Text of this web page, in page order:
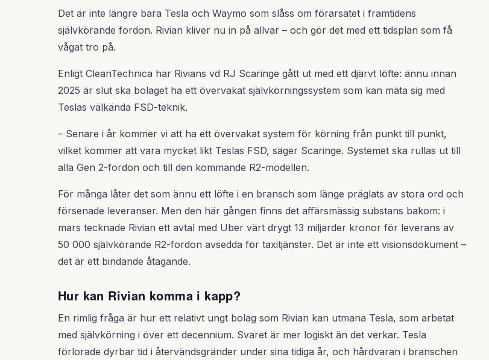
Det är inte längre bara Tesla och Waymo som slåss om förarsätet i framtidens
självkörande fordon. Rivian kliver nu in på allvar – och gör det med ett tidsplan som få
vågat tro på.
Enligt CleanTechnica har Rivians vd RJ Scaringe gått ut med ett djärvt löfte: ännu innan
2025 är slut ska bolaget ha ett övervakat självkörningssystem som kan mäta sig med
Teslas välkända FSD-teknik.
– Senare i år kommer vi att ha ett övervakat system för körning från punkt till punkt,
vilket kommer att vara mycket likt Teslas FSD, säger Scaringe. Systemet ska rullas ut till
alla Gen 2-fordon och till den kommande R2-modellen.
För många låter det som ännu ett löfte i en bransch som länge präglats av stora ord och
försenade leveranser. Men den här gången finns det affärsmässig substans bakom: i
mars tecknade Rivian ett avtal med Uber värt drygt 13 miljarder kronor för leverans av
50 000 självkörande R2-fordon avsedda för taxitjänster. Det är inte ett visionsdokument –
det är ett bindande åtagande.
Hur kan Rivian komma i kapp?
En rimlig fråga är hur ett relativt ungt bolag som Rivian kan utmana Tesla, som arbetat
med självkörning i över ett decennium. Svaret är mer logiskt än det verkar. Tesla
förlorade dyrbar tid i återvändsgränder under sina tidiga år, och hårdvaran i branschen